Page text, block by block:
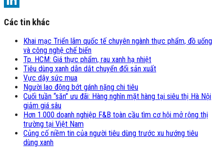
Các tin khác
Khai mạc Triển lãm quốc tế chuyên ngành thực phẩm, đồ uống
và công nghệ chế biến
Tp. HCM: Giá thực phẩm, rau xanh hạ nhiệt
Tiêu dùng xanh dẫn dắt chuyển đổi sản xuất
Vực dậy sức mua
Người lao động bớt gánh nặng chi tiêu
Cuối tuần “săn” ưu đãi: Hàng nghìn mặt hàng tại siêu thị Hà Nội
giảm giá sâu
Hơn 1.000 doanh nghiệp F&B toàn cầu tìm cơ hội mở rộng thị
trường tại Việt Nam
Củng cố niềm tin của người tiêu dùng trước xu hướng tiêu
dùng xanh